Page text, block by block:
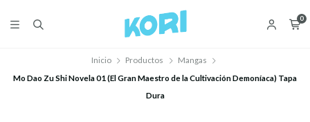
0
Inicio Productos
Mangas
Mo Dao Zu Shi Novela 01 (El Gran Maestro de la Cultivación Demoníaca) Tapa
Dura